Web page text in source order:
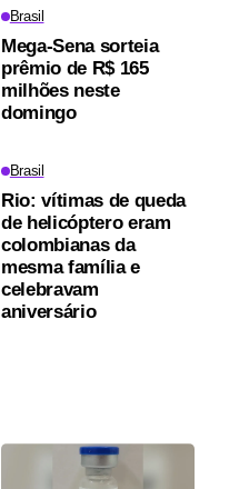
Brasil
Mega-Sena sorteia
prêmio de R$ 165
milhões neste
domingo
Brasil
Rio: vítimas de queda
de helicóptero eram
colombianas da
mesma família e
celebravam
aniversário